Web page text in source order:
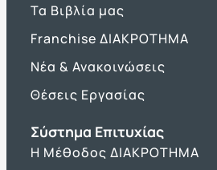
Τα Βιβλία μας
Franchise ΔΙΑΚΡΟΤΗΜΑ
Νέα & Ανακοινώσεις
Θέσεις Εργασίας
Σύστημα Επιτυχίας
Η Μέθοδος ΔΙΑΚΡΟΤΗΜΑ